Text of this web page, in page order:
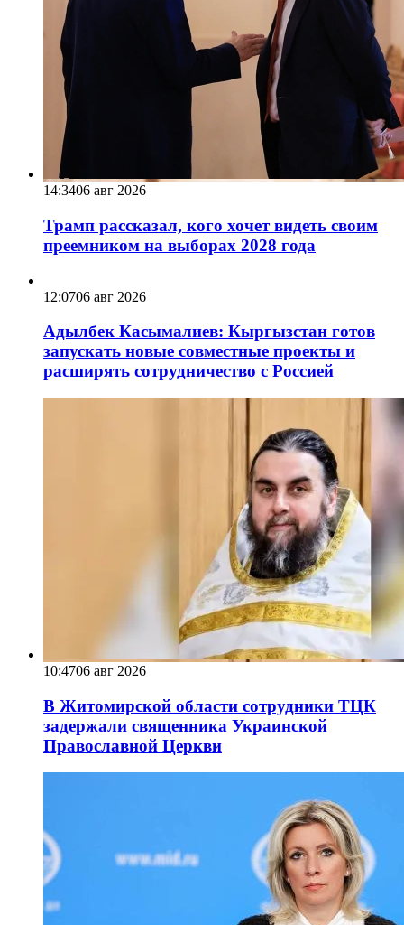
14:3406 авг 2026
Трамп рассказал, кого хочет видеть своим
преемником на выборах 2028 года
12:0706 авг 2026
Адылбек Касымалиев: Кыргызстан готов
запускать новые совместные проекты и
расширять сотрудничество с Россией
10:4706 авг 2026
В Житомирской области сотрудники ТЦК
задержали священника Украинской
Православной Церкви